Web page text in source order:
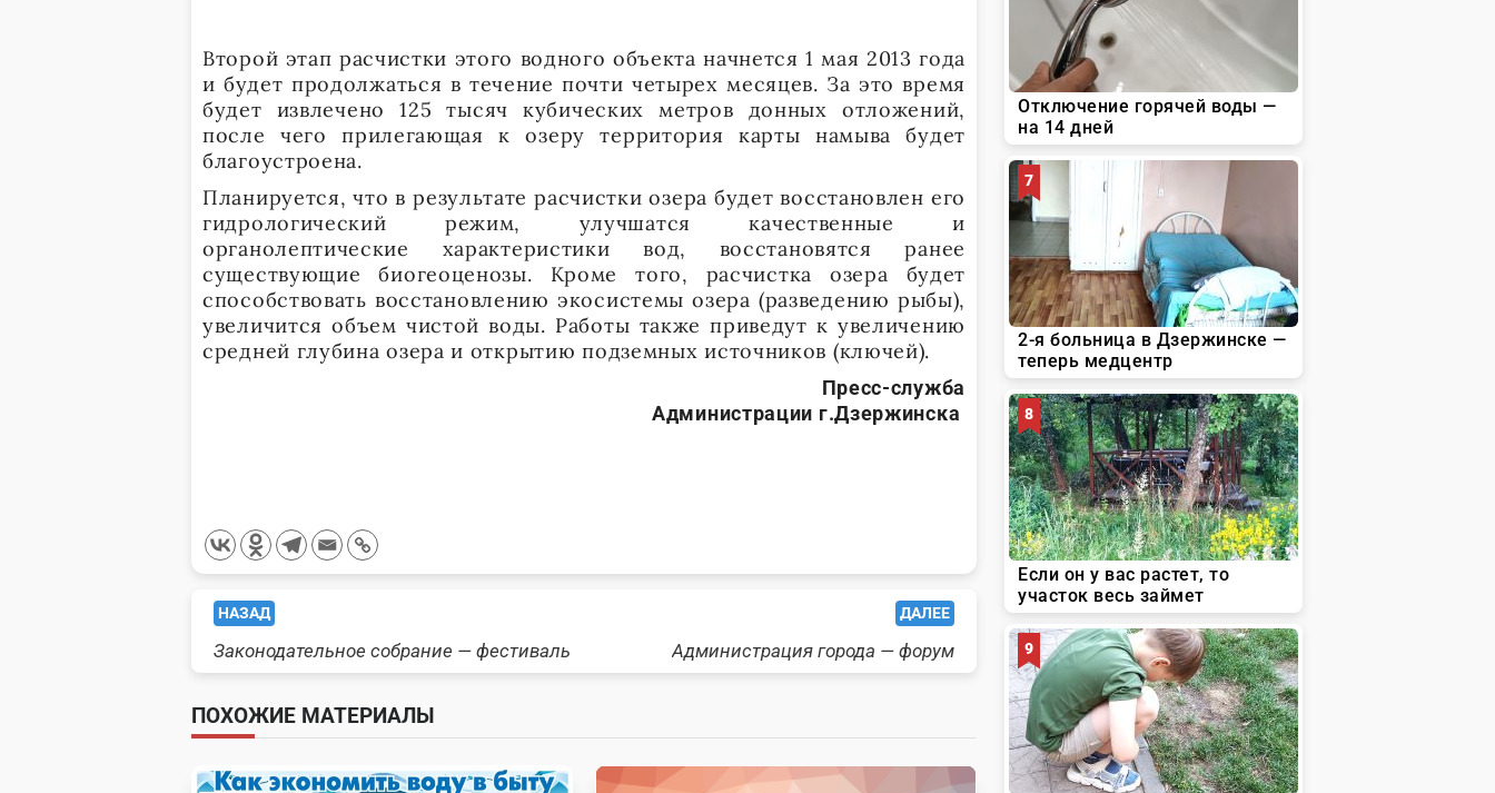
Второй этап расчистки этого водного объекта начнется 1 мая 2013 года
и будет продолжаться в течение почти четырех месяцев. За это время
будет извлечено 125 тысяч кубических метров донных отложений,
после чего прилегающая к озеру территория карты намыва будет
благоустроена.
Планируется, что в результате расчистки озера будет восстановлен его
гидрологический режим, улучшатся качественные и
органолептические характеристики вод, восстановятся ранее
существующие биогеоценозы. Кроме того, расчистка озера будет
способствовать восстановлению экосистемы озера (разведению рыбы),
увеличится объем чистой воды. Работы также приведут к увеличению
средней глубина озера и открытию подземных источников (ключей).
Пресс-служба
Администрации г.Дзержинска
<span
class="nav-
subtitle
screen-
НАЗАД
Законодательное собрание — фестиваль
ДАЛЕЕ
Администрация города — форум
ПОХОЖИЕ МАТЕРИАЛЫ